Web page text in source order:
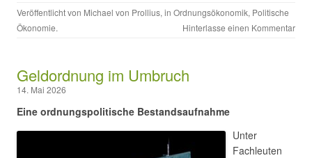
Veröffentlicht von Michael von Prollius, in Ordnungsökonomik, Politische
Ökonomie. Hinterlasse einen Kommentar
Geldordnung im Umbruch
14. Mai 2026
Eine ordnungspolitische Bestandsaufnahme
Unter
Fachleuten